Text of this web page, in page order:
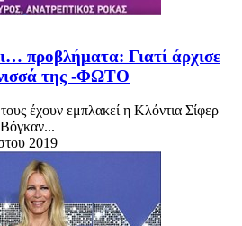
προβλήματα: Γιατί άρχισε
της -ΦΩΤΟ
έχουν εμπλακεί η Κλόντια Σίφερ
2019